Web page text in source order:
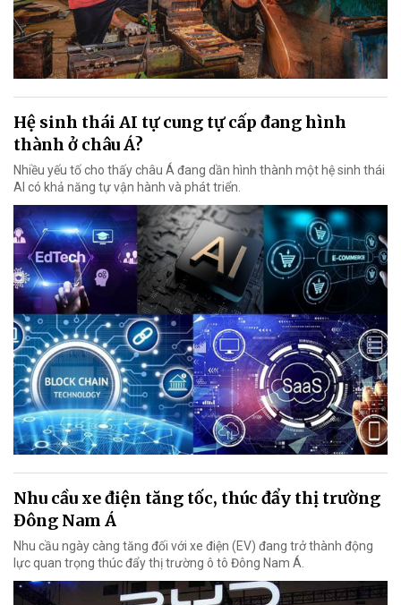
Hệ sinh thái AI tự cung tự cấp đang hình
thành ở châu Á?
Nhiều yếu tố cho thấy châu Á đang dần hình thành một hệ sinh thái
AI có khả năng tự vận hành và phát triển.
Nhu cầu xe điện tăng tốc, thúc đẩy thị trường
Đông Nam Á
Nhu cầu ngày càng tăng đối với xe điện (EV) đang trở thành động
lực quan trọng thúc đẩy thị trường ô tô Đông Nam Á.